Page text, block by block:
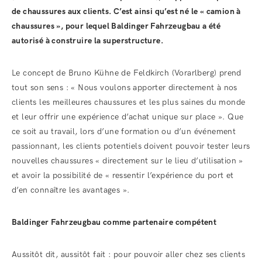
de chaussures aux clients. C’est ainsi qu’est né le « camion à
chaussures », pour lequel Baldinger Fahrzeugbau a été
autorisé à construire la superstructure.
Le concept de Bruno Kühne de Feldkirch (Vorarlberg) prend
tout son sens : « Nous voulons apporter directement à nos
clients les meilleures chaussures et les plus saines du monde
et leur offrir une expérience d’achat unique sur place ». Que
ce soit au travail, lors d’une formation ou d’un événement
passionnant, les clients potentiels doivent pouvoir tester leurs
nouvelles chaussures « directement sur le lieu d’utilisation »
et avoir la possibilité de « ressentir l’expérience du port et
d’en connaître les avantages ».
Baldinger Fahrzeugbau comme partenaire compétent
Aussitôt dit, aussitôt fait : pour pouvoir aller chez ses clients